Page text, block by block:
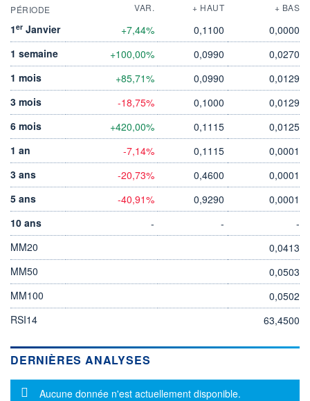
PÉRIODE VAR. + HAUT + BAS
1er Janvier +7,44% 0,1100
0,0000
1 semaine
+100,00% 0,0990
0,0270
1 mois
+85,71% 0,0990
0,0129
3 mois
-18,75% 0,1000
0,0129
6 mois
+420,00% 0,1115
0,0125
1 an
-7,14% 0,1115
0,0001
3 ans
-20,73% 0,4600
0,0001
5 ans
-40,91% 0,9290
0,0001
10 ans
- -
-
MM20
0,0413
MM50
0,0503
MM100
0,0502
RSI14
63,4500
DERNIÈRES ANALYSES
Message d'information
Aucune donnée n'est actuellement disponible.